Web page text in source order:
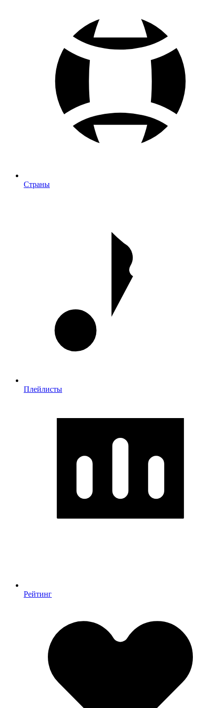
Страны
Плейлисты
Рейтинг